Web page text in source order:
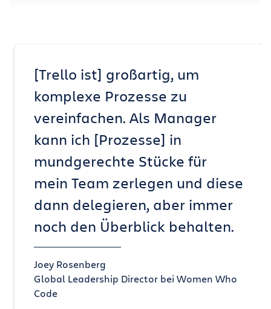
[Trello ist] großartig, um
komplexe Prozesse zu
vereinfachen. Als Manager
kann ich [Prozesse] in
mundgerechte Stücke für
mein Team zerlegen und diese
dann delegieren, aber immer
noch den Überblick behalten.
Joey Rosenberg
Global Leadership Director bei Women Who
Code